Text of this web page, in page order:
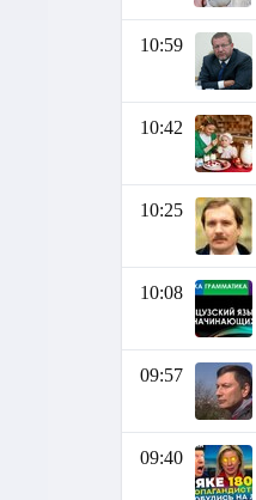
10:59
10:42
10:25
10:08
09:57
09:40